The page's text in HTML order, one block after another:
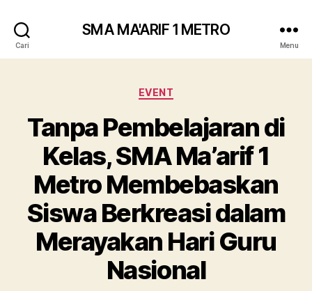
Cari
SMA MA'ARIF 1 METRO
Menu
Kategori
EVENT
Tanpa Pembelajaran di
Kelas, SMA Ma’arif 1
Metro Membebaskan
Siswa Berkreasi dalam
Merayakan Hari Guru
Nasional